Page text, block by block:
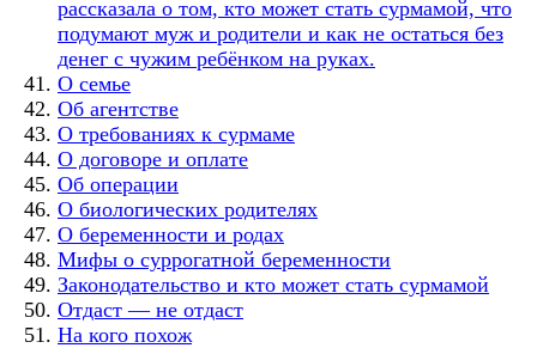
рассказала о том, кто может стать сурмамой, что
подумают муж и родители и как не остаться без
денег с чужим ребёнком на руках.
О семье
Об агентстве
О требованиях к сурмаме
О договоре и оплате
Об операции
О биологических родителях
О беременности и родах
Мифы о суррогатной беременности
Законодательство и кто может стать сурмамой
Отдаст — не отдаст
На кого похож